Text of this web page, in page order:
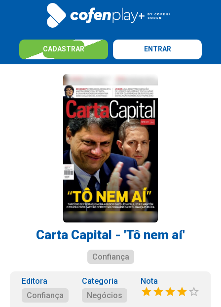
CADASTRAR ENTRAR
Carta Capital - 'Tô nem aí'
Confiança
Editora
Confiança
Categoria
Negócios
Nota